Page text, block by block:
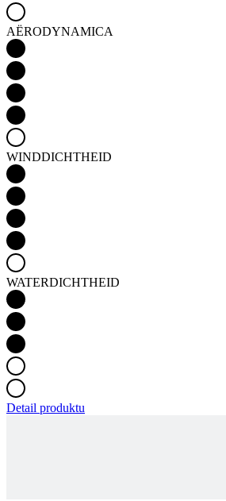
AËRODYNAMICA
WINDDICHTHEID
WATERDICHTHEID
Detail produktu